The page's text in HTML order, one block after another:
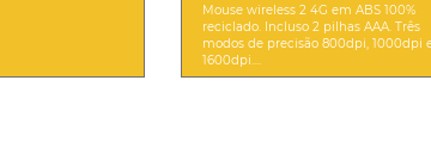
Mouse wireless 2 4G em ABS 100%
reciclado. Incluso 2 pilhas AAA. Três
modos de precisão 800dpi, 1000dpi
1600dpi....